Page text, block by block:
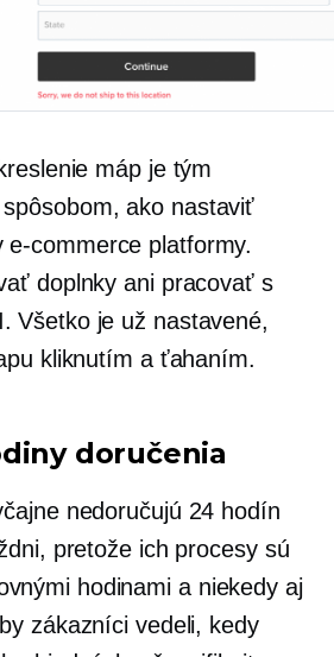
máp je tým
ako nastaviť
e-commerce platformy.
doplnky ani pracovať s
Všetko je už nastavené,
kliknutím a ťahaním.
doručenia
nedoručujú 24 hodín
pretože ich procesy sú
hodinami a niekedy aj
zákazníci vedeli, kedy